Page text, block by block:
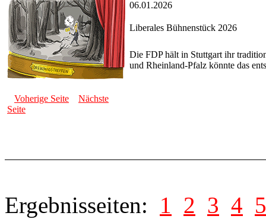
06.01.2026
Liberales Bühnenstück 2026
Die FDP hält in Stuttgart ihr
und Rheinland-Pfalz könnte das
Voherige Seite
Nächste
Seite
Ergebnisseiten: 1 2 3 4 5